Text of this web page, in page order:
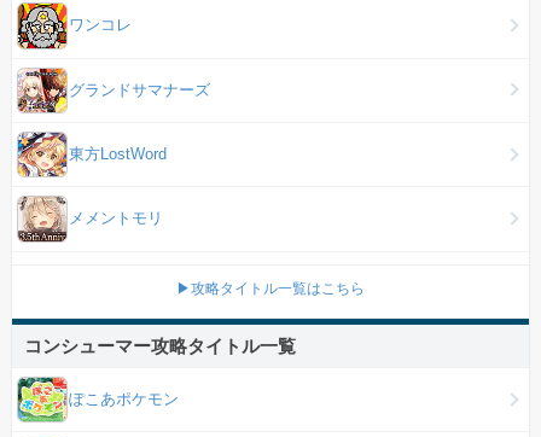
ワンコレ
グランドサマナーズ
東方LostWord
メメントモリ
▶攻略タイトル一覧はこちら
コンシューマー攻略タイトル一覧
ぽこあポケモン